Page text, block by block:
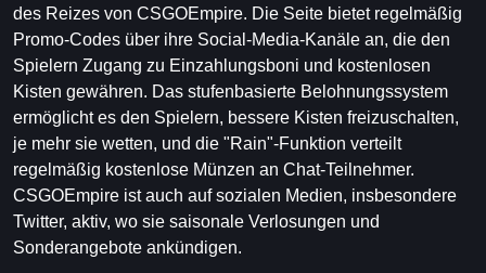
des Reizes von CSGOEmpire. Die Seite bietet regelmäßig
Promo-Codes über ihre Social-Media-Kanäle an, die den
Spielern Zugang zu Einzahlungsboni und kostenlosen
Kisten gewähren. Das stufenbasierte Belohnungssystem
ermöglicht es den Spielern, bessere Kisten freizuschalten,
je mehr sie wetten, und die "Rain"-Funktion verteilt
regelmäßig kostenlose Münzen an Chat-Teilnehmer.
CSGOEmpire ist auch auf sozialen Medien, insbesondere
Twitter, aktiv, wo sie saisonale Verlosungen und
Sonderangebote ankündigen.